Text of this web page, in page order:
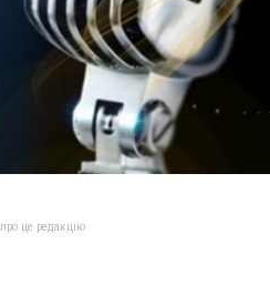
це редакцію